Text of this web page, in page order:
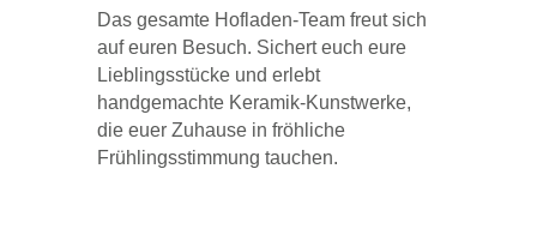
Das gesamte Hofladen-Team freut sich
auf euren Besuch. Sichert euch eure
Lieblingsstücke und erlebt
handgemachte Keramik‑Kunstwerke,
die euer Zuhause in fröhliche
Frühlingsstimmung tauchen.